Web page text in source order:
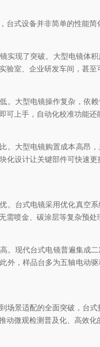
式设备并非简单的性能简
现了突破。大型电镜体积
验室、企业研发车间，甚
大型电镜操作复杂，依赖
可上手，自动化校准功能
大型电镜购置成本高昂，
化设计让关键部件可快速
台式电镜采用优化真空系
需喷金、碳涂层等复杂预
现代台式电镜普遍集成二
外，样品台多为五轴电动
景适配的全面突破，台式
动微观检测普及化、高效